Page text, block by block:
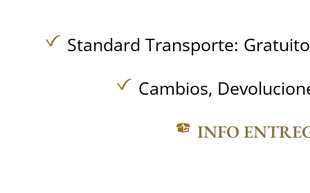
Standard Transporte:
Cambios,
INFO